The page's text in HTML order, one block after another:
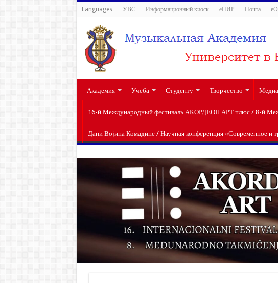
Languages УВС Информационный киоск еНИР Почта
Академия Учеба Студенту Творчество Медиа
16-й Международный фестиваль АКОРДЕОН АРТ плюс / 8-й
Дани Војина Комадине / Научная конференция «Современное и